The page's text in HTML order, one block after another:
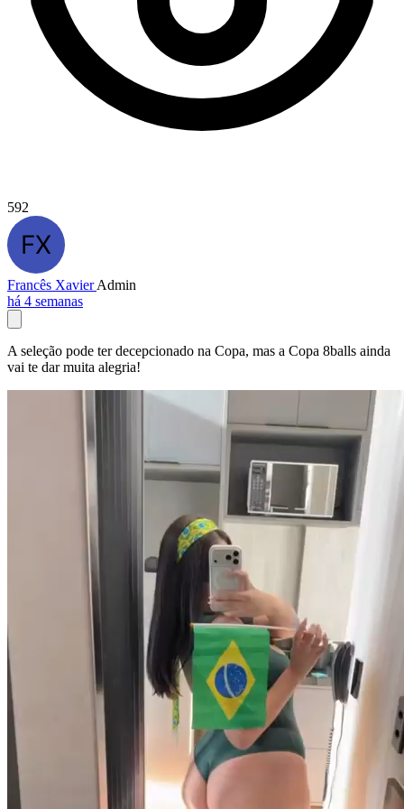
592
Francês XavierAdmin
há 4 semanas
A seleção pode ter decepcionado na Copa, mas a Copa 8balls ainda
vai te dar muita alegria!